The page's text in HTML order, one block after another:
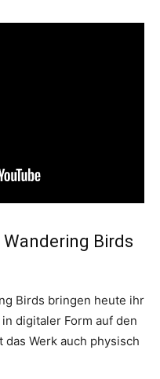
Birds
Birds bringen heute ihr
in digitaler Form auf den
Werk auch physisch